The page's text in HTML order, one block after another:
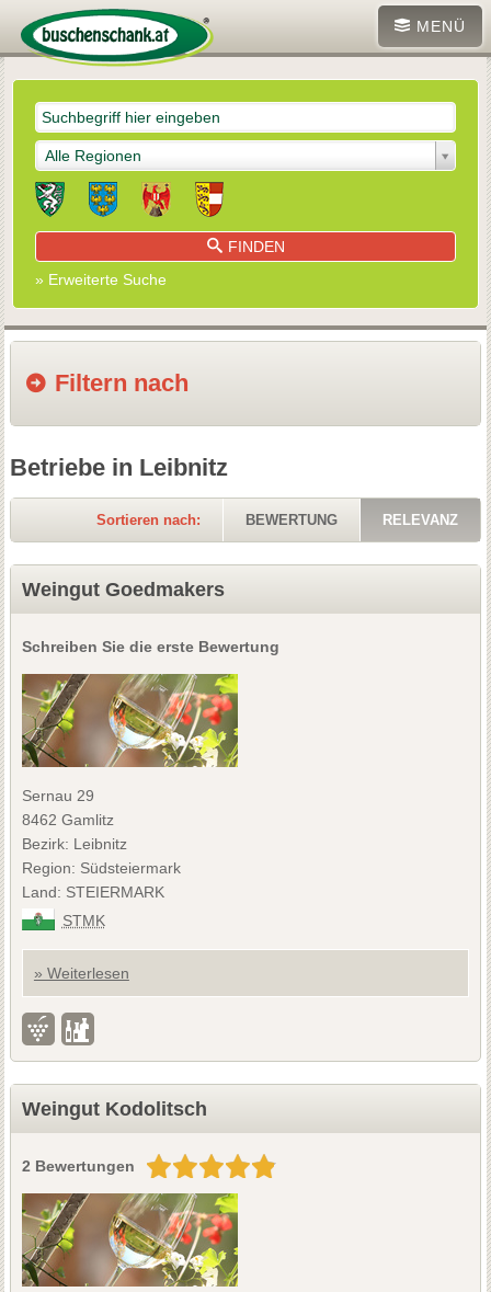
MENÜ
Alle Regionen
FINDEN
» Erweiterte Suche
Filtern nach
Betriebe in Leibnitz
Sortieren nach: BEWERTUNG RELEVANZ
Weingut Goedmakers
Schreiben Sie die erste Bewertung
Sernau 29
8462 Gamlitz
Bezirk: Leibnitz
Region: Südsteiermark
Land: STEIERMARK
STMK
» Weiterlesen
Weingut Kodolitsch
2 Bewertungen